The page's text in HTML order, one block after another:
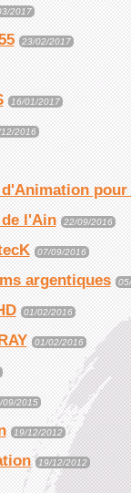
2017
23/02/2017
16/01/2017
2016
pour
l'Ain
22/09/2016
07/09/2016
argentiques
01/02/2016
01/02/2016
09/2015
19/12/2012
19/12/2012